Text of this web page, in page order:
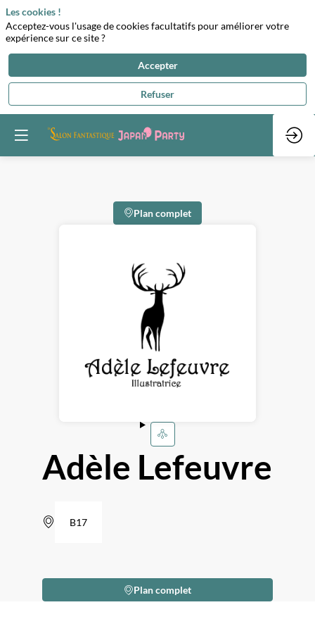
Plan complet
Adèle Lefeuvre
B17
Plan complet
Les cookies !
Acceptez-vous l'usage de cookies facultatifs pour améliorer votre
expérience sur ce site ?
Accepter
Refuser